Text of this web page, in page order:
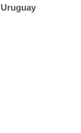
Uruguay